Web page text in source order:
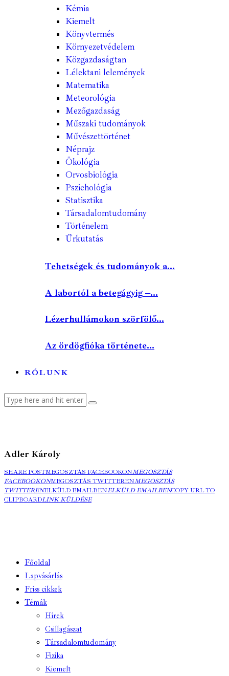
Kémia
Kiemelt
Könyvtermés
Környezetvédelem
Közgazdaságtan
Lélektani lelemények
Matematika
Meteorológia
Mezőgazdaság
Műszaki tudományok
Művészettörténet
Néprajz
Ökológia
Orvosbiológia
Pszichológia
Statisztika
Társadalomtudomány
Történelem
Űrkutatás
Tehetségek és tudományok a...
A labortól a betegágyig –...
Lézerhullámokon szörfölő...
Az ördögfióka története...
RÓLUNK
Adler Károly
SHARE POSTMEGOSZTÁS FACEBOOKONMEGOSZTÁS
FACEBOOKONMEGOSZTÁS TWITTERENMEGOSZTÁS
TWITTERENELKÜLD EMAILBENELKÜLD EMAILBENCOPY URL TO
CLIPBOARDLINK KÜLDÉSE
Főoldal
Lapvásárlás
Friss cikkek
Témák
Hírek
Csillagászat
Társadalomtudomány
Fizika
Kiemelt